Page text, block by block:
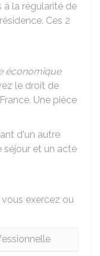
à la régularité de
Ces 2
économique
le droit de
Une pièce
d'un autre
séjour et un acte
exercez ou